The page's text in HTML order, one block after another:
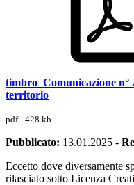
timbro_Comunicazione n°
territorio
pdf - 428 kb
Pubblicato: 13.01.2025 -
Eccetto dove diversamente
rilasciato sotto Licenza